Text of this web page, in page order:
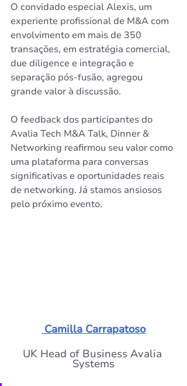
O convidado especial Alexis, um
experiente profissional de M&A com
envolvimento em mais de 350
transações, em estratégia comercial,
due diligence e integração e
separação pós-fusão, agregou
grande valor à discussão.
O feedback dos participantes do
Avalia Tech M&A Talk, Dinner &
Networking reafirmou seu valor como
uma plataforma para conversas
significativas e oportunidades reais
de networking. Já stamos ansiosos
pelo próximo evento.
Camilla Carrapatoso
UK Head of Business Avalia
Systems